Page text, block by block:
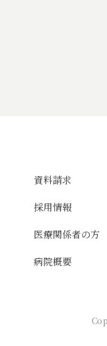
資料請求
採用情報
医療関係者の方
病院概要